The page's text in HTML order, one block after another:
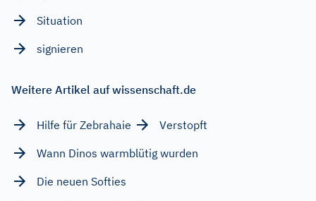
Situation
signieren
Weitere Artikel auf wissenschaft.de
Hilfe für Zebrahaie
Verstopft
Wann Dinos warmblütig wurden
Die neuen Softies